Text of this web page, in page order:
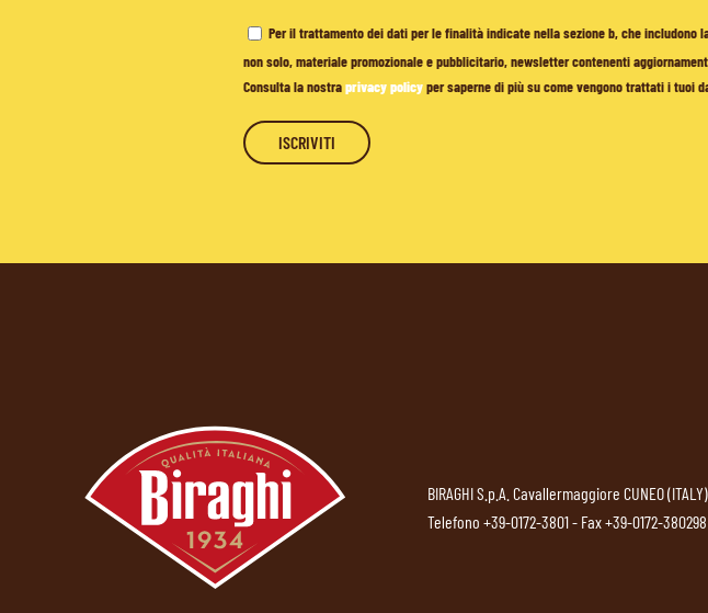
Per il trattamento dei dati per le finalità indicate nella sezione b, che includono
non solo, materiale promozionale e pubblicitario, newsletter contenenti
Consulta la nostraprivacy policyper saperne di più su come vengono trattati i tuoi
BIRAGHI S.p.A. Cavallermaggiore CUNEO
Telefono +39-0172-3801- Fax +39-0172-